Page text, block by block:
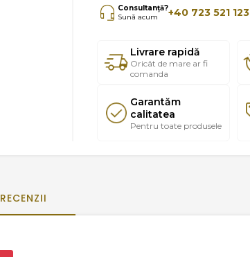
Consultanță?
Sună acum
+40 723 521 123
Livrare rapidă
Oricât de mare ar fi
comanda
Garantăm
calitatea
Pentru toate produsele
RECENZII